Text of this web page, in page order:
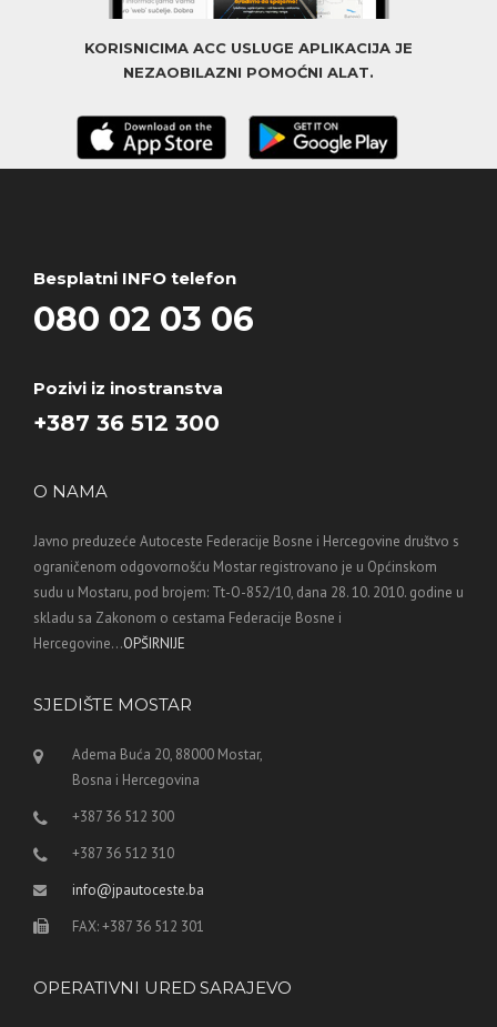
KORISNICIMA ACC USLUGE APLIKACIJA JE
NEZAOBILAZNI POMOĆNI ALAT.
Besplatni INFO telefon
080 02 03 06
Pozivi iz inostranstva
+387 36 512 300
O NAMA
Javno preduzeće Autoceste Federacije Bosne i Hercegovine društvo s
ograničenom odgovornošću Mostar registrovano je u Općinskom
sudu u Mostaru, pod brojem: Tt-O-852/10, dana 28. 10. 2010. godine u
skladu sa Zakonom o cestama Federacije Bosne i
Hercegovine...OPŠIRNIJE
SJEDIŠTE MOSTAR
Adema Buća 20, 88000 Mostar,
Bosna i Hercegovina
+387 36 512 300
+387 36 512 310
info@jpautoceste.ba
FAX: +387 36 512 301
OPERATIVNI URED SARAJEVO